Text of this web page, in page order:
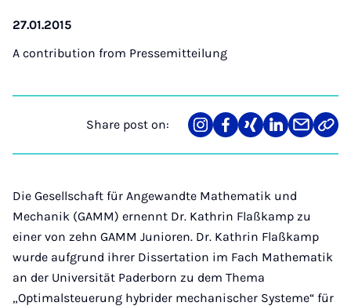
27.01.2015
A contribution from Pressemitteilung
Share post on:
Share
on
Teilen
auf
Teilen
auf
Teilen
auf
Teilen
über
Link
Die Gesellschaft für Angewandte Mathematik und
Mechanik (GAMM) ernennt Dr. Kathrin Flaßkamp zu
einer von zehn GAMM Junioren. Dr. Kathrin Flaßkamp
wurde aufgrund ihrer Dissertation im Fach Mathematik
an der Universität Paderborn zu dem Thema
„Optimalsteuerung hybrider mechanischer Systeme“ für